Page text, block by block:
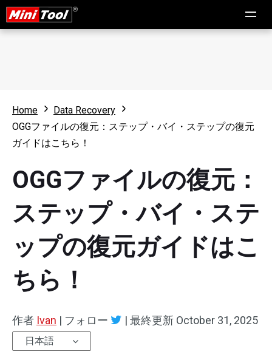
Home
Data Recovery
OGGファイルの復元：ステップ・バイ・ステップの復元
ガイドはこちら！
OGGファイルの復元：
ステップ・バイ・ステ
ップの復元ガイドはこ
ちら！
作者 Ivan | フォロー | 最終更新 October 31, 2025
日本語